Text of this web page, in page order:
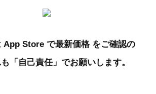
App Store で最新価格 をご確認の
も「自己責任」でお願いします。